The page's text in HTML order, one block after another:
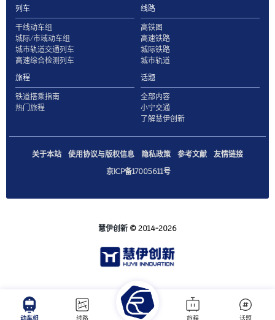
列车
干线动车组
城际/市域动车组
城市轨道交通列车
高速综合检测列车
线路
高铁图
高速铁路
城际铁路
城市轨道
旅程
铁道搭乘指南
热门旅程
话题
全部内容
小宁交通
了解慧伊创新
关于本站 使用协议与版权信息 隐私政策 参考文献
友情链接
京ICP备17005611号
慧伊创新 © 2014-2026